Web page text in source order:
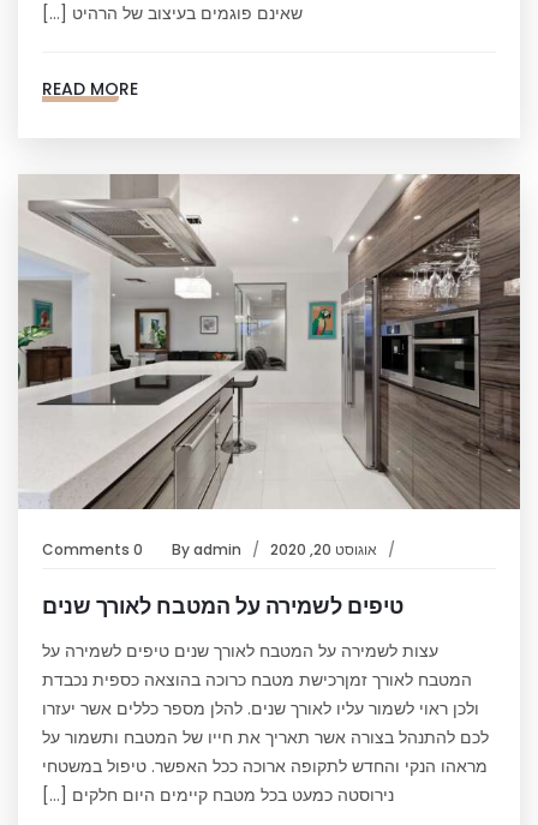
שאינם פוגמים בעיצוב של הרהיט […]
READ MORE
אוגוסט 20, 2020 Byadmin
0 Comments
טיפים לשמירה על המטבח לאורך שנים
עצות לשמירה על המטבח לאורך שנים טיפים לשמירה על
המטבח לאורך זמןרכישת מטבח כרוכה בהוצאה כספית נכבדת
ולכן ראוי לשמור עליו לאורך שנים. להלן מספר כללים אשר יעזרו
לכם להתנהל בצורה אשר תאריך את חייו של המטבח ותשמור על
מראהו הנקי והחדש לתקופה ארוכה ככל האפשר. טיפול במשטחי
נירוסטה כמעט בכל מטבח קיימים היום חלקים […]